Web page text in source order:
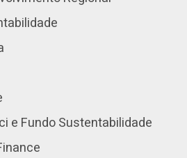
e Fundo Sustentabilidade